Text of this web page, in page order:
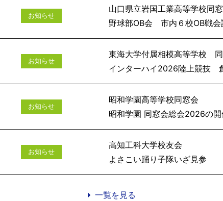
お知らせ
山口県立岩国工業高等学校同
野球部OB会 市
お知らせ
東海大学付属相模高等学校
インターハイ2026陸上競
お知らせ
昭和学園高等学校同窓会
昭和学園 同窓会総
お知らせ
高知工科大学校友会
よさこい踊
一覧を見る